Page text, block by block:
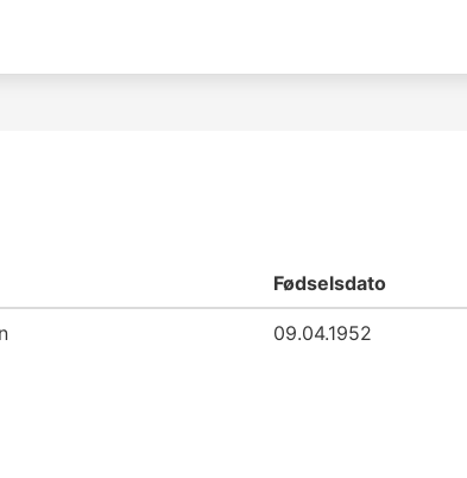
Fødselsdato
09.04.1952